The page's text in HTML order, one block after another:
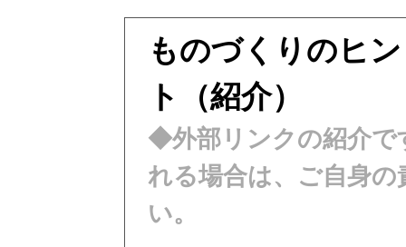
ものづくりのヒ
ト（紹介）
◆外部リンクの紹介で
れる場合は、ご自身
い。